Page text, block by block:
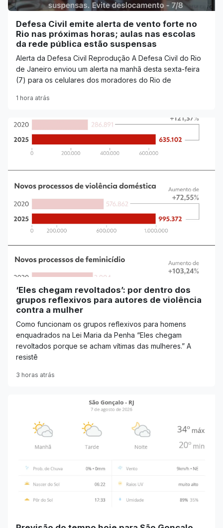
Defesa Civil emite alerta de vento forte no
Rio nas próximas horas; aulas nas escolas
da rede pública estão suspensas
Alerta da Defesa Civil Reprodução A Defesa Civil do Rio
de Janeiro enviou um alerta na manhã desta sexta-feira
(7) para os celulares dos moradores do Rio de
1 hora atrás
‘Eles chegam revoltados’: por dentro dos
grupos reflexivos para autores de violência
contra a mulher
Como funcionam os grupos reflexivos para homens
enquadrados na Lei Maria da Penha “Eles chegam
revoltados porque se acham vítimas das mulheres.” A
resistê
3 horas atrás